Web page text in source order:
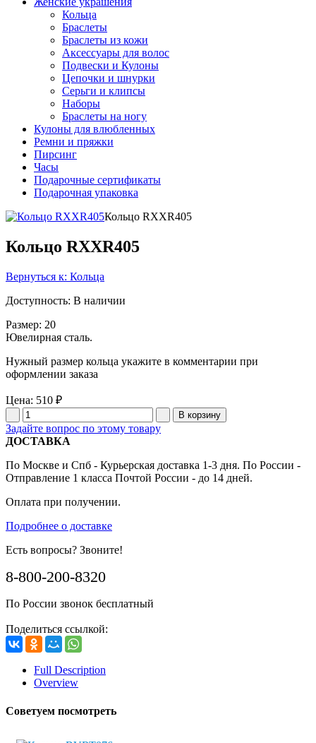
Кольца
Браслеты
Браслеты из кожи
Аксессуары для волос
Подвески и Кулоны
Цепочки и шнурки
Серьги и клипсы
Наборы
Браслеты на ногу
Кулоны для влюбленных
Ремни и пряжки
Пирсинг
Часы
Подарочные сертификаты
Подарочная упаковка
Кольцо RXXR405
Кольцо RXXR405
Вернуться к: Кольца
Доступность: В наличии
Размер: 20
Ювелирная сталь.
Нужный размер кольца укажите в комментарии при
оформлении заказа
Цена: 510 ₽
Задайте вопрос по этому товару
ДОСТАВКА
По Москве и Спб - Курьерская доставка 1-3 дня. По России -
Отправление 1 класса Почтой России - до 14 дней.
Оплата при получении.
Подробнее о доставке
Есть вопросы? Звоните!
8-800-200-8320
По России звонок бесплатный
Поделиться ссылкой:
Full Description
Overview
Советуем посмотреть